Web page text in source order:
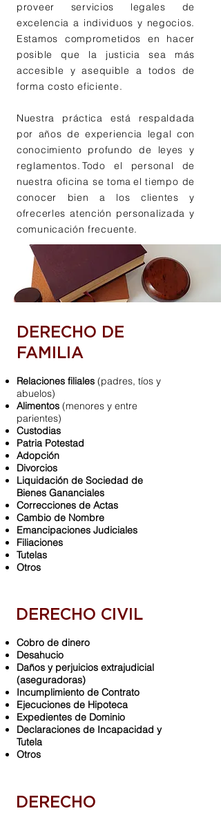
proveer servicios legales de
excelencia a individuos y negocios.
Estamos comprometidos en hacer
posible que la justicia sea más
accesible y asequible a todos de
forma costo eficiente.
Nuestra práctica está respaldada
por años de experiencia legal con
conocimiento profundo de leyes y
reglamentos. Todo el personal de
nuestra oficina se toma el tiempo de
conocer bien a los clientes y
ofrecerles atención personalizada y
comunicación frecuente.
Áreas de Práctica
DERECHO DE
FAMILIA
Relaciones filiales (padres, tíos y
abuelos)
Alimentos (menores y entre
parientes)
Custodias
Patria Potestad
Adopción
Divorcios
Liquidación de Sociedad de
Bienes Gananciales
Correcciones de Actas
Cambio de Nombre
Emancipaciones Judiciales
Filiaciones
Tutelas
Otros
DERECHO CIVIL
Cobro de dinero
Desahucio
Daños y perjuicios extrajudicial
(aseguradoras)
Incumplimiento de Contrato
Ejecuciones de Hipoteca
Expedientes de Dominio
Declaraciones de Incapacidad y
Tutela
Otros
DERECHO